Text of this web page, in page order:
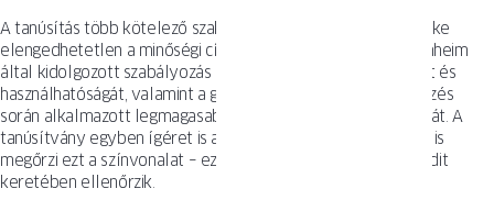
A tanúsítás több kötelező szakaszból áll, amelyek mindegyike
elengedhetetlen a minőségi cím elnyeréséhez. Az IFT Rosenheim
által kidolgozott szabályozás igazolja a termékek minőségét és
használhatóságát, valamint a gyártási előkészítés és szervezés
során alkalmazott legmagasabb szintű szabványok betartását. A
tanúsítvány egyben ígéret is arra, hogy a vállalat a jövőben is
megőrzi ezt a színvonalat – ezt évente egyszer helyszíni audit
keretében ellenőrzik.